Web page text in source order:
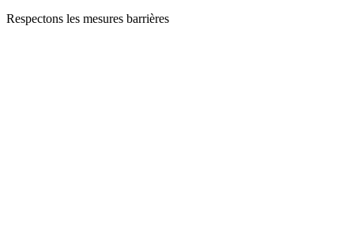
Respectons les mesures barrières